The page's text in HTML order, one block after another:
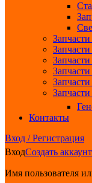
Контакты
Вход / Регистрация
ВходСоздать аккаунт
Имя пользователя